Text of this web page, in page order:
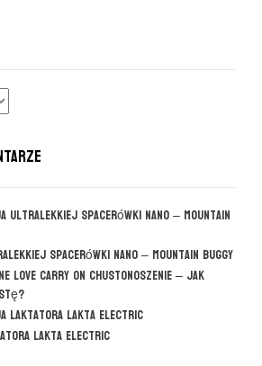
ultralekkiej spacerówki Nano – Mountain
spacerówki Nano – Mountain Buggy
Love Carry on CHUSTONOSZENIE – jak
laktatora Lakta Electric
Lakta Electric